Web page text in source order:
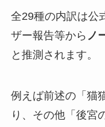
全29種の内訳は公
ザー報告等から ノ
と推測されます。
例えば前述の「猫
り、その他「後宮